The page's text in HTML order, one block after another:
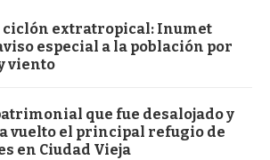
ciclón extratropical: Inumet
especial a la población por
viento
que fue desalojado y
vuelto el principal refugio de
en Ciudad Vieja